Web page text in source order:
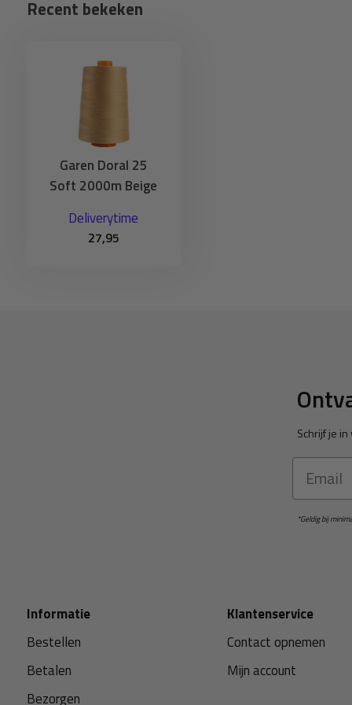
Recent bekeken
Garen Doral 25
Soft 2000m Beige
Deliverytime
27,95
Schrijf je
Email
*Geldig bij
Informatie
Bestellen
Betalen
Bezorgen
Klantenservice
Contact opnemen
Mijn account